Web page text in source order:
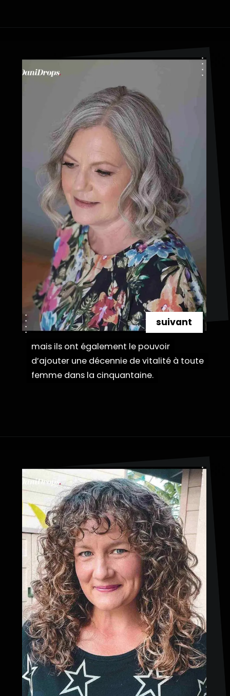
mais ils ont également le pouvoir
d’ajouter une décennie de vitalité à toute
femme dans la cinquantaine.
mais ils ont également le pouvoir
d’ajouter une décennie de vitalité à toute
femme dans la cinquantaine.
suivant